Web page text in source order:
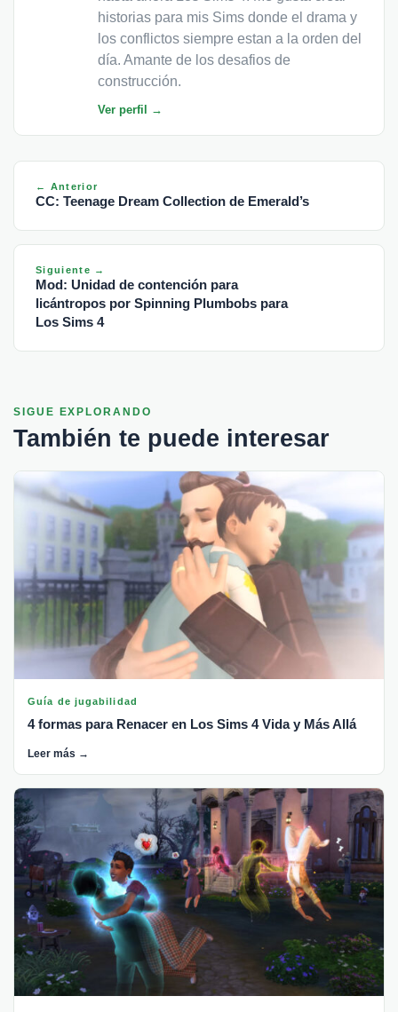
historias para mis Sims donde el drama y
los conflictos siempre estan a la orden del
día. Amante de los desafios de
construcción.
Ver perfil →
← Anterior
CC: Teenage Dream Collection de Emerald’s
Siguiente →
Mod: Unidad de contención para
licántropos por Spinning Plumbobs para
Los Sims 4
SIGUE EXPLORANDO
También te puede interesar
Guía de jugabilidad
4 formas para Renacer en Los Sims 4 Vida y Más Allá
Leer más →